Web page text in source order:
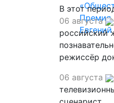
Премия
В этот
06 августа
российский
режиссёр
06 августа